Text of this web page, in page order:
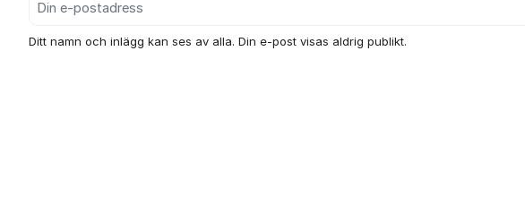
Ditt namn och inlägg kan ses av alla. Din e-post visas aldrig publikt.